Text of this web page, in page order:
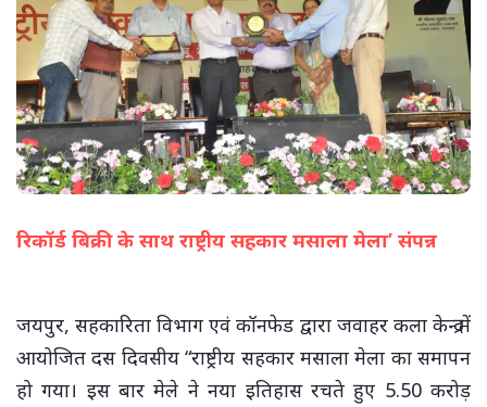
रिकॉर्ड बिक्री के साथ राष्ट्रीय सहकार मसाला मेला’ संपन्न
जयपुर, सहकारिता विभाग एवं कॉनफेड द्वारा जवाहर कला केन्द्र में
आयोजित दस दिवसीय “राष्ट्रीय सहकार मसाला मेला का समापन
हो गया। इस बार मेले ने नया इतिहास रचते हुए 5.50 करोड़